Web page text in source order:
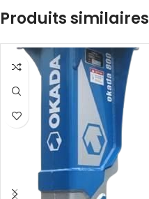
Produits similaires